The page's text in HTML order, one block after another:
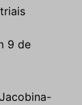
9 de